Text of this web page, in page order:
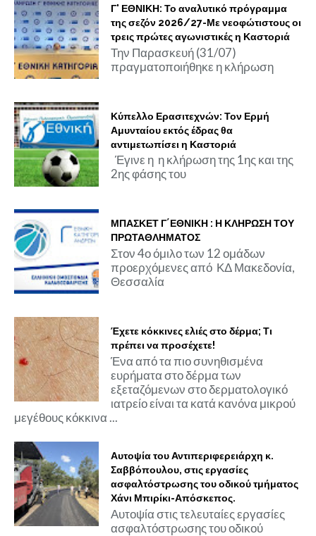
Γ' ΕΘΝΙΚΗ: Το αναλυτικό πρόγραμμα
της σεζόν 2026/27-Με νεοφώτιστους οι
τρεις πρώτες αγωνιστικές η Καστοριά
Την Παρασκευή (31/07)
πραγματοποιήθηκε η κλήρωση
Κύπελλο Ερασιτεχνών: Τον Ερμή
Αμυνταίου εκτός έδρας θα
αντιμετωπίσει η Καστοριά
Έγινε η η κλήρωση της 1ης και της
2ης φάσης του
ΜΠΑΣΚΕΤ Γ΄ΕΘΝΙΚΗ : Η ΚΛΗΡΩΣΗ ΤΟΥ
ΠΡΩΤΑΘΛΗΜΑΤΟΣ
Στον 4ο όμιλο των 12 ομάδων
προερχόμενες από ΚΔ Μακεδονία,
Θεσσαλία
Έχετε κόκκινες ελιές στο δέρμα; Τι
πρέπει να προσέχετε!
Ένα από τα πιο συνηθισμένα
ευρήματα στο δέρμα των
εξεταζόμενων στο δερματολογικό
ιατρείο είναι τα κατά κανόνα μικρού
μεγέθους κόκκινα ...
Αυτοψία του Αντιπεριφερειάρχη κ.
Σαββόπουλου, στις εργασίες
ασφαλτόστρωσης του οδικού τμήματος
Χάνι Μπιρίκι-Απόσκεπος.
Αυτοψία στις τελευταίες εργασίες
ασφαλτόστρωσης του οδικού